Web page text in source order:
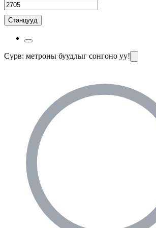
Станцууд
Сурв: метроны буудлыг сонгоно уу!